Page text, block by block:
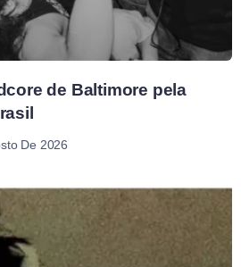
de Baltimore pela
De 2026